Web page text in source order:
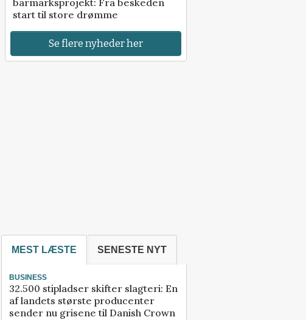
start til store drømme
Se flere nyheder her
MEST LÆSTE SENESTE NYT
BUSINESS
32.500 stipladser skifter slagteri: En
af landets største producenter
sender nu grisene til Danish Crown